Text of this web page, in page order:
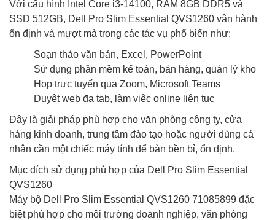
Với cấu hình Intel Core i3-14100, RAM 8GB DDR5 và
SSD 512GB, Dell Pro Slim Essential QVS1260 vận hành
ổn định và mượt mà trong các tác vụ phổ biến như:
Soạn thảo văn bản, Excel, PowerPoint
Sử dụng phần mềm kế toán, bán hàng, quản lý kho
Họp trực tuyến qua Zoom, Microsoft Teams
Duyệt web đa tab, làm việc online liên tục
Đây là giải pháp phù hợp cho văn phòng công ty, cửa
hàng kinh doanh, trung tâm đào tạo hoặc người dùng cá
nhân cần một chiếc máy tính để bàn bền bỉ, ổn định.
Mục đích sử dụng phù hợp của Dell Pro Slim Essential
QVS1260
Máy bộ Dell Pro Slim Essential QVS1260 71085899 đặc
biệt phù hợp cho môi trường doanh nghiệp, văn phòng